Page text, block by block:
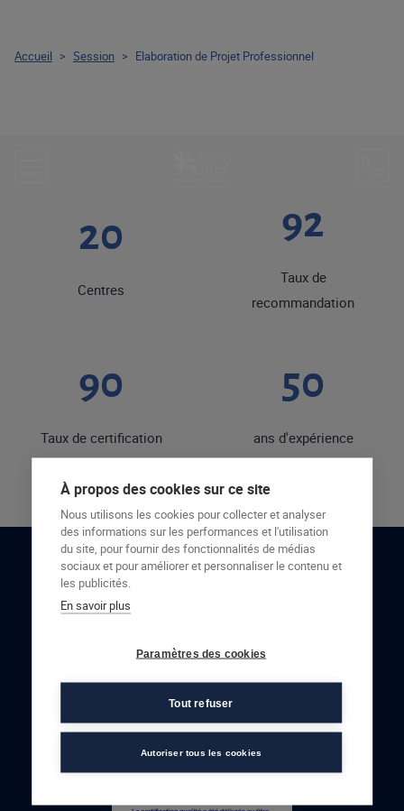
20
Centres
92
Taux de
recommandation
90
Taux de certification
50
ans d'expérience
RESTONS EN CONTACT
Accueil > Session > Elaboration de Projet Professionnel
À propos des cookies sur ce site
Nous utilisons les cookies pour collecter et analyser
des informations sur les performances et l'utilisation
du site, pour fournir des fonctionnalités de médias
sociaux et pour améliorer et personnaliser le contenu et
les publicités.
En savoir plus
Paramètres des cookies
Tout refuser
Autoriser tous les cookies